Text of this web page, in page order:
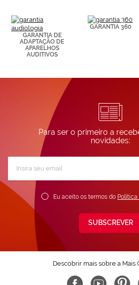
GARANTIA DE
ADAPTAÇÃO DE
APARELHOS
AUDITIVOS
GARANTIA 360
Para ser o primeiro a
novidades:
Newsletter:
Eu aceito os termos do Política
SUBSCREVER
Descobrir mais sobre a Mais